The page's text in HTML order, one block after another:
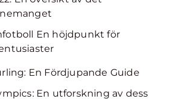
En höjdpunkt för
En Fördjupande Guide
En utforskning av dess